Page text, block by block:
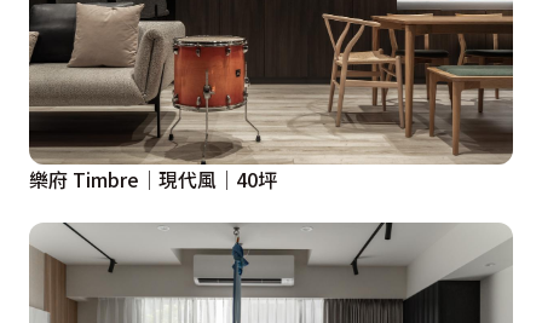
樂府 Timbre│現代風│40坪